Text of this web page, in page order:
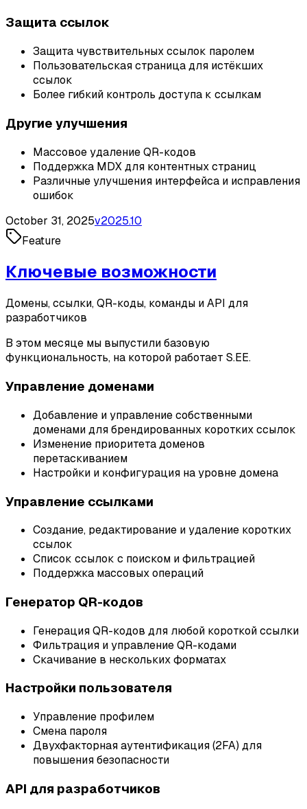
Защита ссылок
Защита чувствительных ссылок паролем
Пользовательская страница для истёкших
ссылок
Более гибкий контроль доступа к ссылкам
Другие улучшения
Массовое удаление QR-кодов
Поддержка MDX для контентных страниц
Различные улучшения интерфейса и исправления
ошибок
October 31, 2025v2025.10
Feature
Ключевые возможности
Домены, ссылки, QR-коды, команды и API для
разработчиков
В этом месяце мы выпустили базовую
функциональность, на которой работает S.EE.
Управление доменами
Добавление и управление собственными
доменами для брендированных коротких ссылок
Изменение приоритета доменов
перетаскиванием
Настройки и конфигурация на уровне домена
Управление ссылками
Создание, редактирование и удаление коротких
ссылок
Список ссылок с поиском и фильтрацией
Поддержка массовых операций
Генератор QR-кодов
Генерация QR-кодов для любой короткой ссылки
Фильтрация и управление QR-кодами
Скачивание в нескольких форматах
Настройки пользователя
Управление профилем
Смена пароля
Двухфакторная аутентификация (2FA) для
повышения безопасности
API для разработчиков